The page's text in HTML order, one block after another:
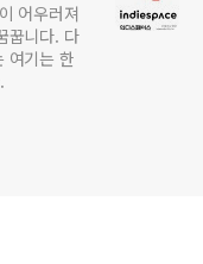
어우러져
꿉니다. 다
여기는 한